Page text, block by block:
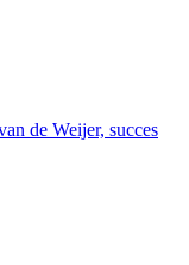
de Weijer, succes